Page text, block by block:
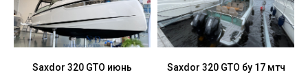
Saxdor 320 GTO июнь Saxdor 320 GTO бу 17 мтч